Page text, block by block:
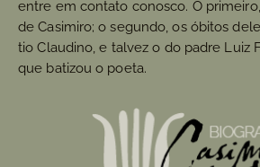
entre em contato conosco. O
de Casimiro; o segundo, os óbitos
tio Claudino, e talvez o do padre Luiz
que batizou o poeta.